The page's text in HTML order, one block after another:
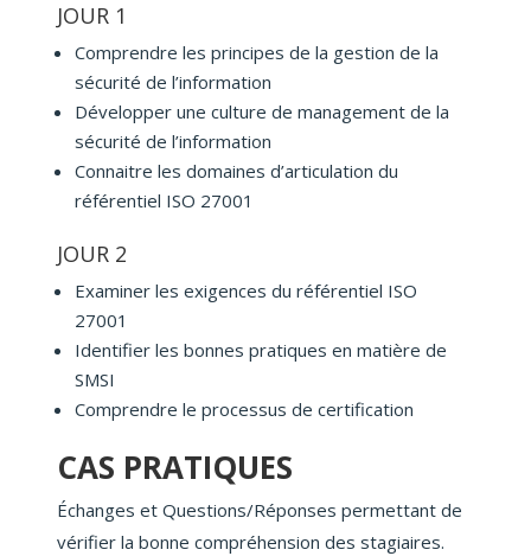
JOUR 1
Comprendre les principes de la gestion de la
sécurité de l’information
Développer une culture de management de la
sécurité de l’information
Connaitre les domaines d’articulation du
référentiel ISO 27001
JOUR 2
Examiner les exigences du référentiel ISO
27001
Identifier les bonnes pratiques en matière de
SMSI
Comprendre le processus de certification
CAS PRATIQUES
Échanges et Questions/Réponses permettant de
vérifier la bonne compréhension des stagiaires.